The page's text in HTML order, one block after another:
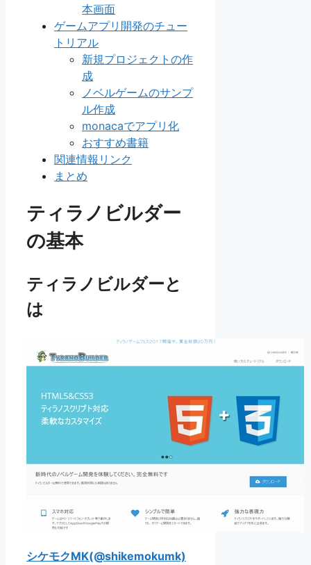
本画面
ゲームアプリ開発のチュー
トリアル
新規プロジェクトの作
成
ノベルゲームのサンプ
ル作成
monacaでアプリ化
おすすめ書籍
関連情報リンク
まとめ
ティラノビルダー
の基本
ティラノビルダーと
は
シケモクMK(@shikemokumk)